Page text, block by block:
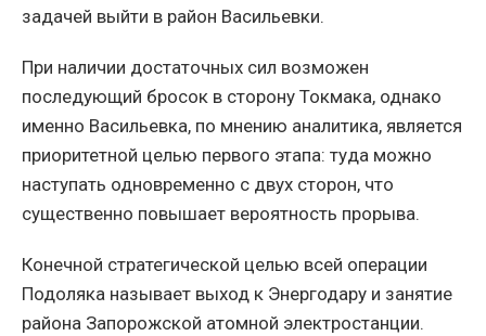
задачей выйти в район Васильевки.
При наличии достаточных сил возможен
последующий бросок в сторону Токмака, однако
именно Васильевка, по мнению аналитика, является
приоритетной целью первого этапа: туда можно
наступать одновременно с двух сторон, что
существенно повышает вероятность прорыва.
Конечной стратегической целью всей операции
Подоляка называет выход к Энергодару и занятие
района Запорожской атомной электростанции.